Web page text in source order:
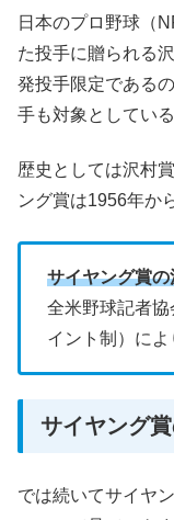
日本のプロ野球（
た投手に贈られる
発投手限定である
手も対象としてい
歴史としては沢村
ング賞は1956年か
サイヤング賞の
全米野球記者
イント制）によ
サイヤング
では続いてサイヤ